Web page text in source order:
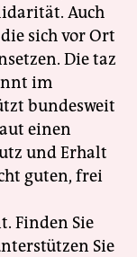
Auch
sich vor Ort
Die taz
im
bundesweit
einen
und Erhalt
guten, frei
Finden Sie
Sie